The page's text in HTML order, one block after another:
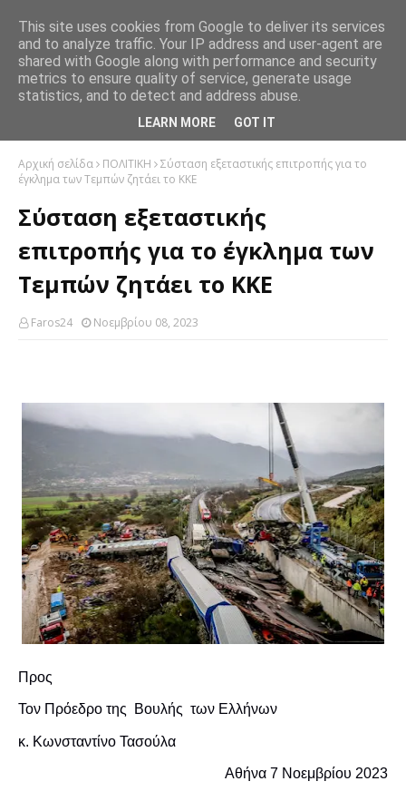
Αρχική σελίδα ΠΟΛΙΤΙΚΗ
Σύσταση εξεταστικής επιτροπής για το
έγκλημα των Τεμπών ζητάει το ΚΚΕ
Σύσταση εξεταστικής
επιτροπής για το έγκλημα των
Τεμπών ζητάει το ΚΚΕ
Faros24 Νοεμβρίου 08, 2023
Προς
Τον Πρόεδρο της Βουλής των Ελλήνων
κ. Κωνσταντίνο Τασούλα
Αθήνα 7 Νοεμβρίου 2023
This site uses cookies from Google to deliver its services
and to analyze traffic. Your IP address and user-agent are
shared with Google along with performance and security
metrics to ensure quality of service, generate usage
statistics, and to detect and address abuse.
LEARN MORE GOT IT